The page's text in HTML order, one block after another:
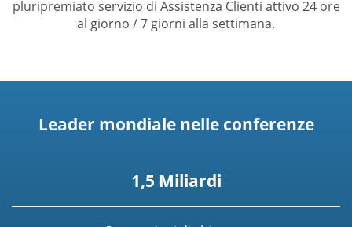
pluripremiato servizio di Assistenza Clienti attivo 24 ore
al giorno / 7 giorni alla settimana.
Leader mondiale nelle conferenze
1,5 Miliardi